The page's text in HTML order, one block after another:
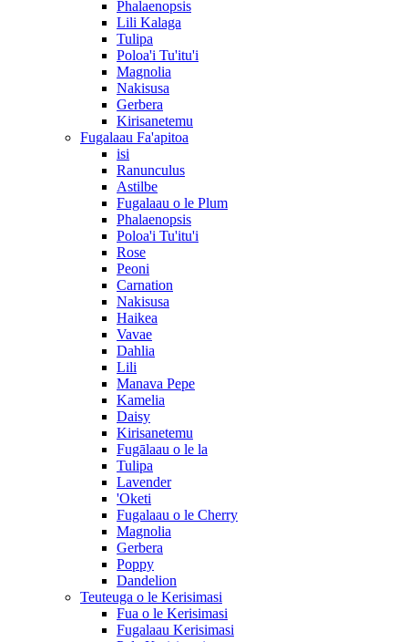
Phalaenopsis
Lili Kalaga
Tulipa
Poloa'i Tu'itu'i
Magnolia
Nakisusa
Gerbera
Kirisanetemu
Fugalaau Fa'apitoa
isi
Ranunculus
Astilbe
Fugalaau o le Plum
Phalaenopsis
Poloa'i Tu'itu'i
Rose
Peoni
Carnation
Nakisusa
Haikea
Vavae
Dahlia
Lili
Manava Pepe
Kamelia
Daisy
Kirisanetemu
Fugālaau o le la
Tulipa
Lavender
'Oketi
Fugalaau o le Cherry
Magnolia
Gerbera
Poppy
Dandelion
Teuteuga o le Kerisimasi
Fua o le Kerisimasi
Fugalaau Kerisimasi